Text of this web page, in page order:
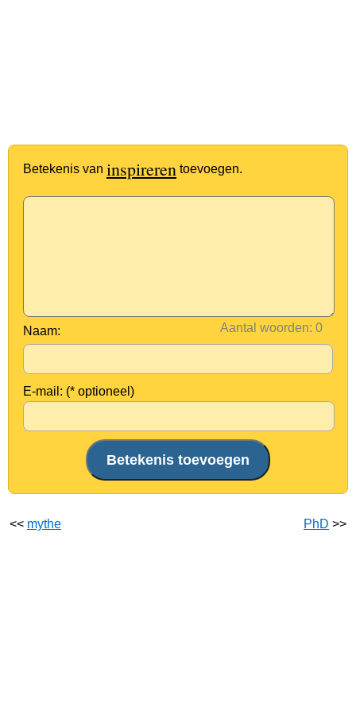
Betekenis van inspireren toevoegen.
Aantal woorden:
Naam:
E-mail: (* optioneel)
<< mythe PhD >>